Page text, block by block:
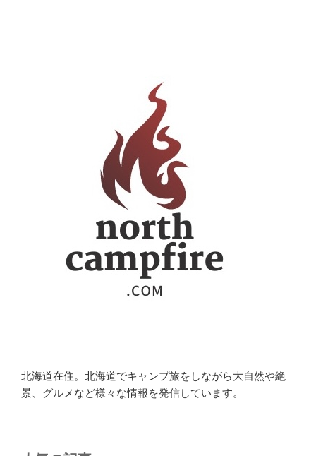
北海道在住。北海道でキャンプ旅をしながら大自然や絶
景、グルメなど様々な情報を発信しています。